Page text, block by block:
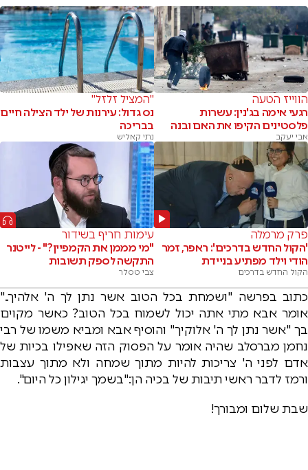
הווייז הטעה
רגעי אימה בג'נין: עשרות
פלסטינים הקיפו את האם ובנה
אבי יעקב
"המציל זלזל"
נס גדול: עירנות של ילד הצילה חיים
בבריכה
נתי קאליש
פרק מרמלה
'הקול החדש בדרכים': ראפר, זמר
הודי וילד מפתיע בניידת
הקול החדש בדרכים
עימות חריף בשידור
"מי מממן את הקמפיין?" - לייטנר
התקשה לספק תשובות
צבי טסלר
כתוב בפרשה "ושמחת בכל הטוב אשר נתן לך ה' אלהיך.."
אומר אבא מתי אתה יכול לשמוח בכל הטוב? כאשר מקוים
בך "אשר נתן לך ה' אלוקיך" והוסיף אבא ומביא משמו של רבי
נחמן מברסלב שהיה אומר על הפסוק הזה שאפילו בכיות של
אדם לפני ה' צריכות להיות מתוך שמחה ולא מתוך עצבות
ורמז לדבר ראשי תיבות של בכיה הן:"בשמך יגילון כל היום".
שבת שלום ומבורך!